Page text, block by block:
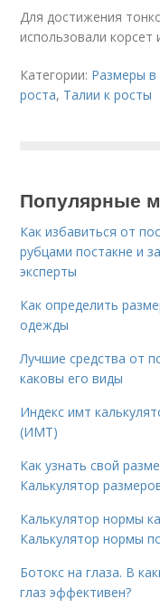
Для достижения
использовали корсет
Категории: Размеры в
роста, Талии к росты
Популярные
Как избавиться от
рубцами постакне и
эксперты
Как определить
одежды
Лучшие средства от
каковы его виды
Индекс имт
(ИМТ)
Как узнать свой
Калькулятор
Калькулятор нормы
Калькулятор нормы
Ботокс на глаза. В
глаз эффективен?